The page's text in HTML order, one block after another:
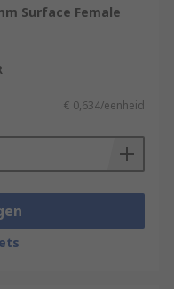
Surface Female
€ 0,634/eenheid